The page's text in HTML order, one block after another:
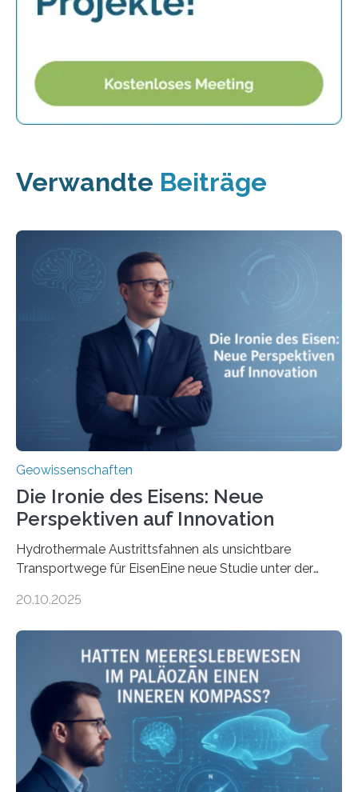
Verwandte Beiträge
Geowissenschaften
Die Ironie des Eisens: Neue
Perspektiven auf Innovation
Hydrothermale Austrittsfahnen als unsichtbare
Transportwege für EisenEine neue Studie unter der
Umweltwissenschaften der Universität Bremen –
Meeresboden die Eisenverfügbarkeit und den globalen
Stoffkreislauf im Ozean prägen. Die Überblicksstudie
mit dem Titel „Iron’s Irony“ ist in Communications Earth
& Environment erschienen. Die Studie fasst bestehende
Forschungsergebnisse zusammen und interpretiert sie
neu, um zu erklären, wie Eisen, das aus hydrothermalen
Systemen freigesetzt wird, über ganze Ozeanbecken
transportiert werden kann. „Das…
20.10.2025